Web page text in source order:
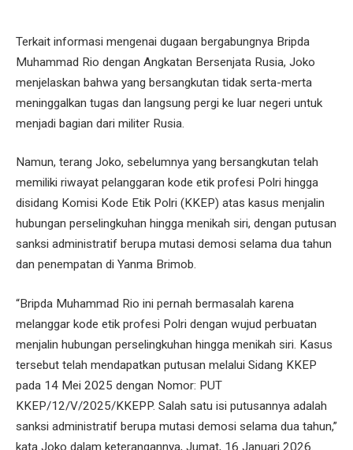
Terkait informasi mengenai dugaan bergabungnya Bripda
Muhammad Rio dengan Angkatan Bersenjata Rusia, Joko
menjelaskan bahwa yang bersangkutan tidak serta-merta
meninggalkan tugas dan langsung pergi ke luar negeri untuk
menjadi bagian dari militer Rusia.
Namun, terang Joko, sebelumnya yang bersangkutan telah
memiliki riwayat pelanggaran kode etik profesi Polri hingga
disidang Komisi Kode Etik Polri (KKEP) atas kasus menjalin
hubungan perselingkuhan hingga menikah siri, dengan putusan
sanksi administratif berupa mutasi demosi selama dua tahun
dan penempatan di Yanma Brimob.
“Bripda Muhammad Rio ini pernah bermasalah karena
melanggar kode etik profesi Polri dengan wujud perbuatan
menjalin hubungan perselingkuhan hingga menikah siri. Kasus
tersebut telah mendapatkan putusan melalui Sidang KKEP
pada 14 Mei 2025 dengan Nomor: PUT
KKEP/12/V/2025/KKEPP. Salah satu isi putusannya adalah
sanksi administratif berupa mutasi demosi selama dua tahun,”
kata Joko dalam keterangannya, Jumat, 16 Januari 2026.